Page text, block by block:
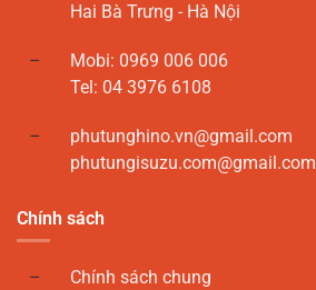
Hai Bà Trưng - Hà Nội
Mobi: 0969 006 006
Tel: 04 3976 6108
phutunghino.vn@gmail.com
phutungisuzu.com@gmail.com
Chính sách
Chính sách chung